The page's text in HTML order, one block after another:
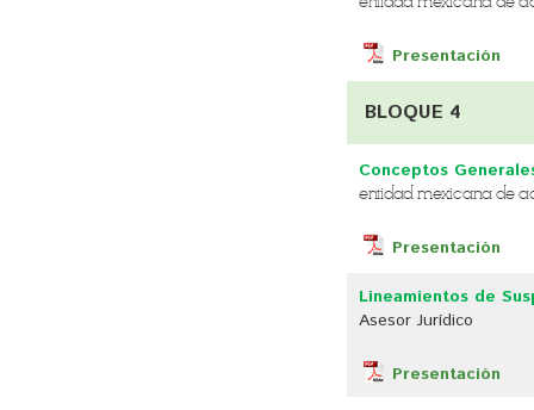
Presentación
BLOQUE 4
Conceptos
entidad mexicana de
Presentación
Lineamientos de
Asesor Jurídico
Presentación